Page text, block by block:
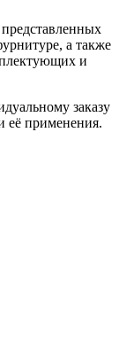
а также
и
заказу
её применения.